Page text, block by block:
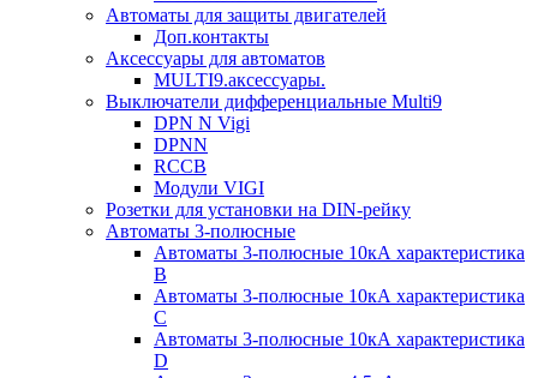
Автоматы для защиты двигателей
Доп.контакты
Аксессуары для автоматов
MULTI9.аксессуары.
Выключатели дифференциальные Multi9
DPN N Vigi
DPNN
RCCB
Модули VIGI
Розетки для установки на DIN-рейку
Автоматы 3-полюсные
Автоматы 3-полюсные 10кА характеристика
B
Автоматы 3-полюсные 10кА характеристика
C
Автоматы 3-полюсные 10кА характеристика
D